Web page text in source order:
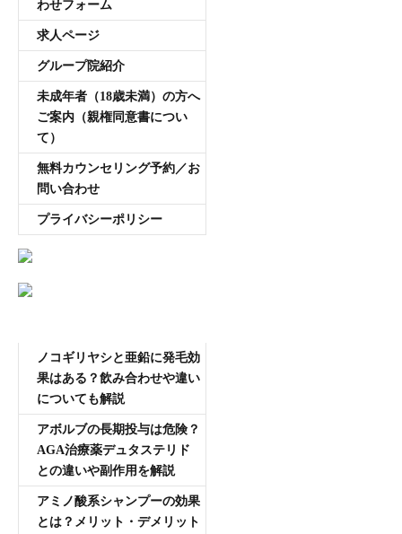
わせフォーム
求人ページ
グループ院紹介
未成年者（18歳未満）の方へ
ご案内（親権同意書につい
て）
無料カウンセリング予約／お
問い合わせ
プライバシーポリシー
ノコギリヤシと亜鉛に発毛効
果はある？飲み合わせや違い
についても解説
アボルブの長期投与は危険？
AGA治療薬デュタステリド
との違いや副作用を解説
アミノ酸系シャンプーの効果
とは？メリット・デメリット